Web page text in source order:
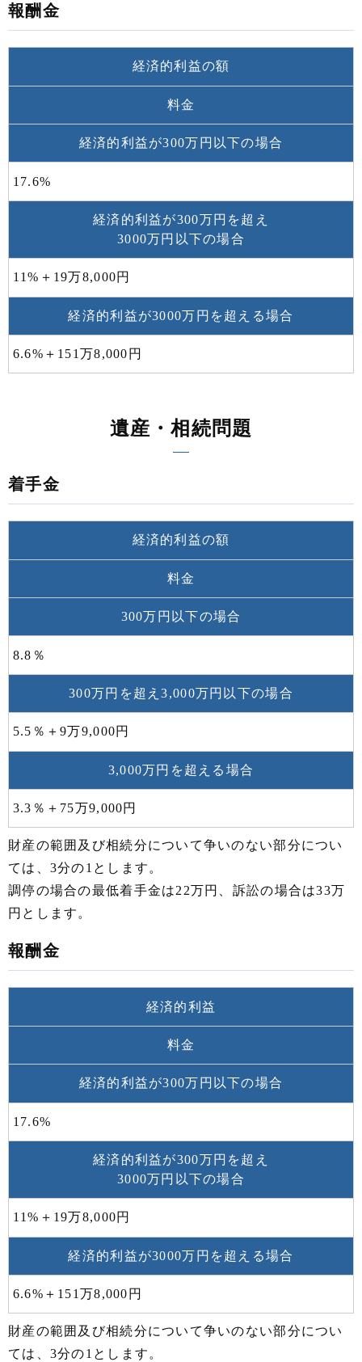
報酬金
経済的利益の額
料金
経済的利益が300万円以下の場合
17.6%
経済的利益が300万円を超え
3000万円以下の場合
11%＋19万8,000円
経済的利益が3000万円を超える場合
6.6%＋151万8,000円
遺産・相続問題
着手金
経済的利益の額
料金
300万円以下の場合
8.8％
300万円を超え3,000万円以下の場合
5.5％＋9万9,000円
3,000万円を超える場合
3.3％＋75万9,000円
財産の範囲及び相続分について争いのない部分につい
ては、3分の1とします。
調停の場合の最低着手金は22万円、訴訟の場合は33万
円とします。
報酬金
経済的利益
料金
経済的利益が300万円以下の場合
17.6%
経済的利益が300万円を超え
3000万円以下の場合
11%＋19万8,000円
経済的利益が3000万円を超える場合
6.6%＋151万8,000円
財産の範囲及び相続分について争いのない部分につい
ては、3分の1とします。